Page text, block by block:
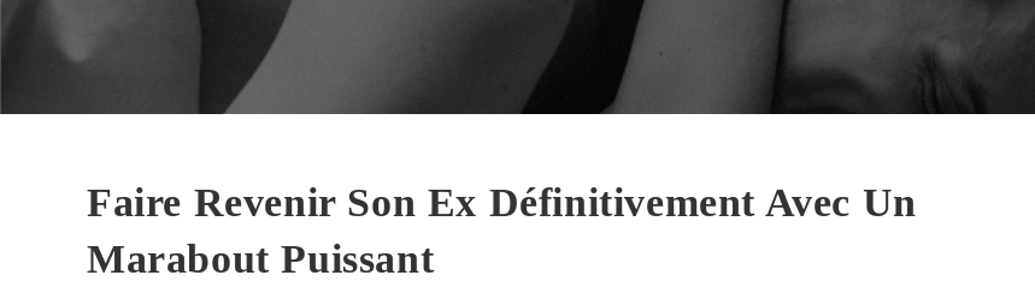
Faire Revenir Son Ex Définitivement Avec Un
Marabout Puissant